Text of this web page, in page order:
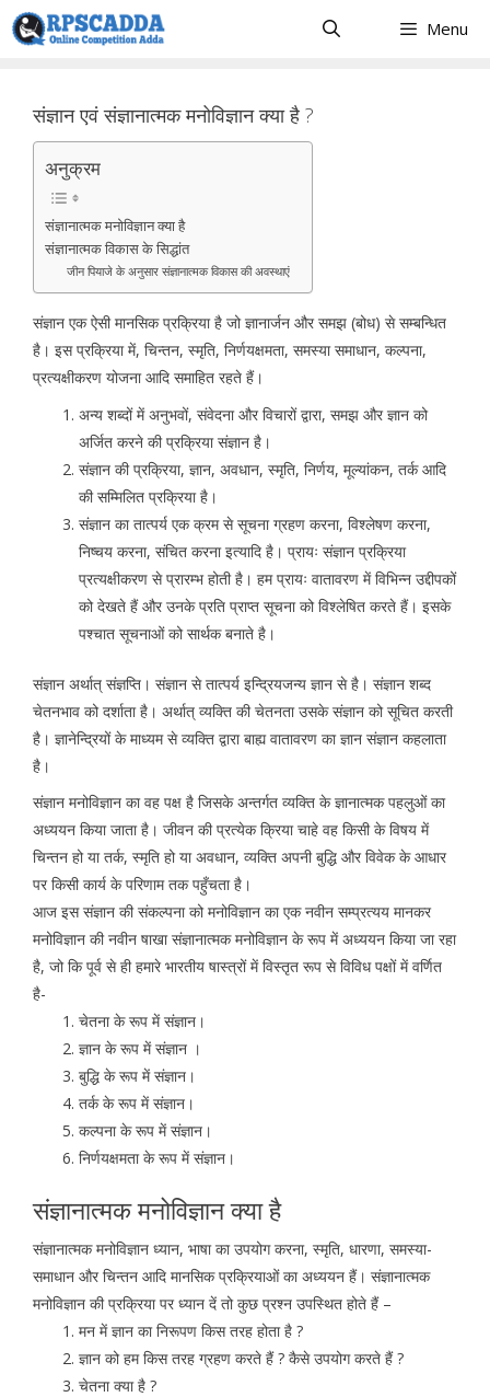
Skip
to
Menu
संज्ञान एवं संज्ञानात्मक मनोविज्ञान क्या है ?
अनुक्रम
संज्ञानात्मक मनोविज्ञान क्या है
संज्ञानात्मक विकास के सिद्धांत
जीन पियाजे के अनुसार संज्ञानात्मक विकास की अवस्थाएं
संज्ञान एक ऐसी मानसिक प्रक्रिया है जो ज्ञानार्जन और समझ (बोध) से सम्बन्धित
है। इस प्रक्रिया में, चिन्तन, स्मृति, निर्णयक्षमता, समस्या समाधान, कल्पना,
प्रत्यक्षीकरण योजना आदि समाहित रहते हैं।
अन्य शब्दों में अनुभवों, संवेदना और विचारों द्वारा, समझ और ज्ञान को
अर्जित करने की प्रक्रिया संज्ञान है।
संज्ञान की प्रक्रिया, ज्ञान, अवधान, स्मृति, निर्णय, मूल्यांकन, तर्क आदि
की सम्मिलित प्रक्रिया है।
संज्ञान का तात्पर्य एक क्रम से सूचना ग्रहण करना, विश्लेषण करना,
निष्चय करना, संचित करना इत्यादि है। प्रायः संज्ञान प्रक्रिया
प्रत्यक्षीकरण से प्रारम्भ होती है। हम प्रायः वातावरण में विभिन्न उद्दीपकों
को देखते हैं और उनके प्रति प्राप्त सूचना को विश्लेषित करते हैं। इसके
पश्चात सूचनाओं को सार्थक बनाते है।
संज्ञान अर्थात् संज्ञप्ति। संज्ञान से तात्पर्य इन्द्रियजन्य ज्ञान से है। संज्ञान शब्द
चेतनभाव को दर्शाता है। अर्थात् व्यक्ति की चेतनता उसके संज्ञान को सूचित करती
है। ज्ञानेन्द्रियों के माध्यम से व्यक्ति द्वारा बाह्य वातावरण का ज्ञान संज्ञान कहलाता
है।
संज्ञान मनोविज्ञान का वह पक्ष है जिसके अन्तर्गत व्यक्ति के ज्ञानात्मक पहलुओं का
अध्ययन किया जाता है। जीवन की प्रत्येक क्रिया चाहे वह किसी के विषय में
चिन्तन हो या तर्क, स्मृति हो या अवधान, व्यक्ति अपनी बुद्धि और विवेक के आधार
पर किसी कार्य के परिणाम तक पहुँचता है।
आज इस संज्ञान की संकल्पना को मनोविज्ञान का एक नवीन सम्प्रत्यय मानकर
मनोविज्ञान की नवीन षाखा संज्ञानात्मक मनोविज्ञान के रूप में अध्ययन किया जा रहा
है, जो कि पूर्व से ही हमारे भारतीय षास्त्रों में विस्तृत रूप से विविध पक्षों में वर्णित
है-
चेतना के रूप में संज्ञान।
ज्ञान के रूप में संज्ञान ।
बुद्धि के रूप में संज्ञान।
तर्क के रूप में संज्ञान।
कल्पना के रूप में संज्ञान।
निर्णयक्षमता के रूप में संज्ञान।
संज्ञानात्मक मनोविज्ञान क्या है
संज्ञानात्मक मनोविज्ञान ध्यान, भाषा का उपयोग करना, स्मृति, धारणा, समस्या-
समाधान और चिन्तन आदि मानसिक प्रक्रियाओं का अध्ययन हैं। संज्ञानात्मक
मनोविज्ञान की प्रक्रिया पर ध्यान दें तो कुछ प्रश्न उपस्थित होते हैं –
मन में ज्ञान का निरूपण किस तरह होता है ?
ज्ञान को हम किस तरह ग्रहण करते हैं ? कैसे उपयोग करते हैं ?
चेतना क्या है ?